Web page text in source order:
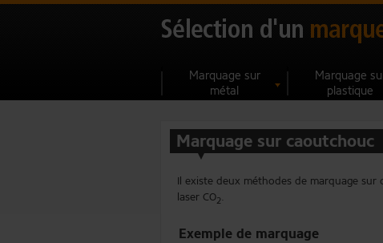
Marquage sur
métal
Marquage
plastique
Marquage sur caoutchouc
Il existe deux méthodes de marquage
laser CO2.
Exemple de marquage